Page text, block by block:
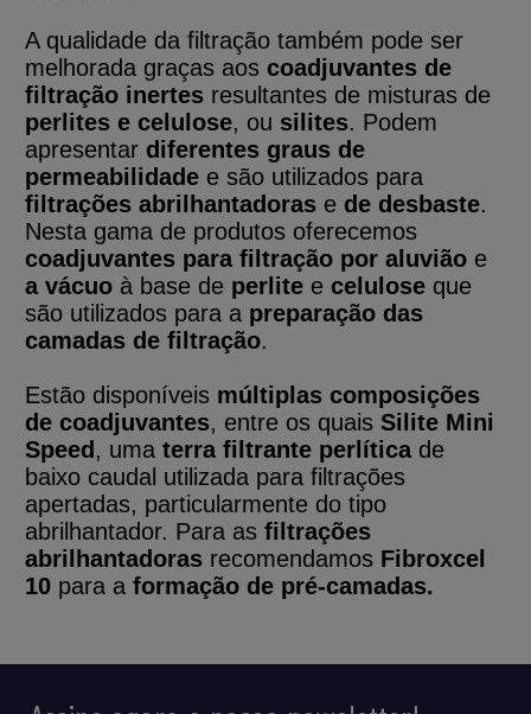
A qualidade da filtração também pode ser
melhorada graças aos coadjuvantes de
filtração inertes resultantes de misturas de
perlites e celulose, ou silites. Podem
apresentar diferentes graus de
permeabilidade e são utilizados ​​para
filtrações abrilhantadoras e de desbaste.
Nesta gama de produtos oferecemos
coadjuvantes para filtração por aluvião e
a vácuo à base de perlite e celulose que
são utilizados para a preparação das
camadas de filtração.
Estão disponíveis múltiplas composições
de coadjuvantes, entre os quais Silite Mini
Speed , uma terra filtrante perlíticade
baixo caudal utilizada para filtrações
apertadas, particularmente do tipo
abrilhantador. Para as filtrações
abrilhantadoras recomendamos Fibroxcel
10 para a formação de pré-camadas.